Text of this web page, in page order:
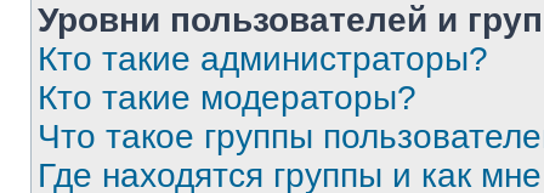
Уровни пользователей и
Кто такие администраторы?
Кто такие модераторы?
Что такое группы
Где находятся группы и как